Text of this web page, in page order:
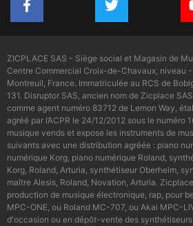
ZICPLACE SAS - Siège social et Magasin de
Centre Commercial Croix-de-Chavaux, niveau
Montreuil, France. Immatriculée au RCS de
131. Disruptor SAS, ancien nom de Zicplace
comme agent numéro 83712 de Lemon Way,
agréé par l’ACPR le 24/12/2012 sous le numéro
musique vends et expose les instruments de
suivants avec une distribution agréée : piano
numérique Korg, piano numérique Roland,
Korg, Roland, Arturia, synthétiseur Oberheim,
maître Alesis, Roland, Novation, Arturia.
production de musique électronique, rap, pour
MPC-ONE, ou Roland MC-707, ou Akai MPC-
d'occasion ou en dépôt-vente des